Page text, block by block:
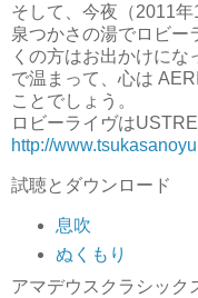
そして、今夜（2011
泉つかさの湯でロビー
くの方はお出かけに
で温まって、心は
ことでしょう。
ロビーライヴは
http://
試聴とダウンロード
息吹
ぬくもり
アマデウスクラシッ